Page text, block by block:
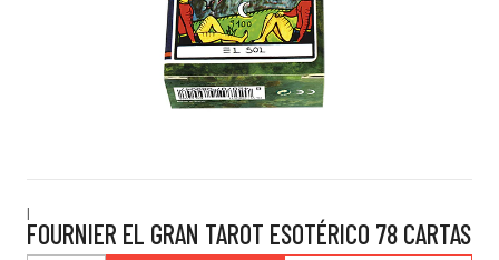
|
FOURNIER EL GRAN TAROT ESOTÉRICO 78 CARTAS